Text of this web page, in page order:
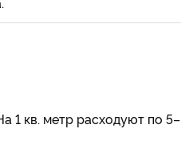
1 кв. метр расходуют по 5–